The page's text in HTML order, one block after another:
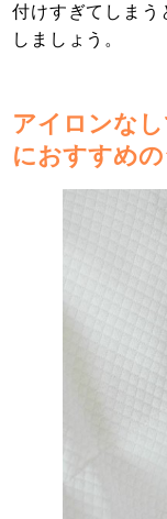
付けすぎてしまう
しましょう。
アイロンな
におすすめ